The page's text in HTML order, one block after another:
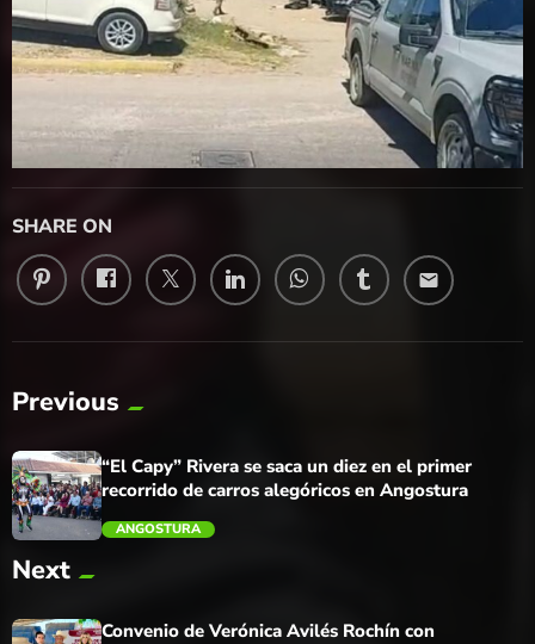
SHARE ON
email
Previous
trending_flat
“El Capy” Rivera se saca un diez en el primer
recorrido de carros alegóricos en Angostura
ANGOSTURA
Next
Convenio de Verónica Avilés Rochín con